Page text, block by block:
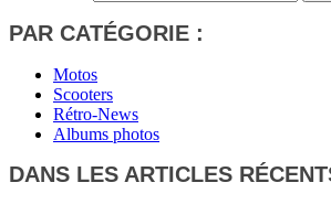
PAR CATÉGORIE :
Motos
Scooters
Rétro-News
Albums photos
DANS LES ARTICLES